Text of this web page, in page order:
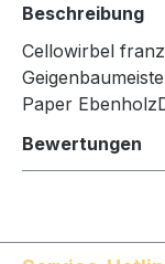
Beschreibung
Cellowirbel
Paper
Bewertungen